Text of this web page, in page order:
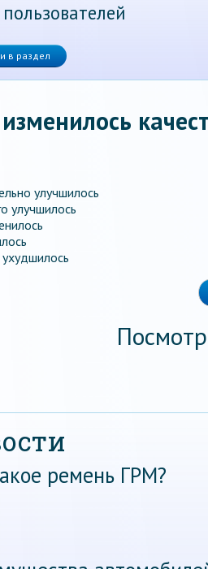
пользователей
в раздел
улучшилось
улучшилось
ремень ГРМ?